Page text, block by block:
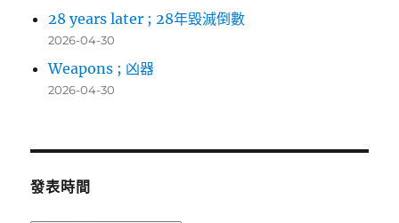
28 years later ; 28年毀滅倒數
2026-04-30
Weapons ; 凶器
2026-04-30
發表時間